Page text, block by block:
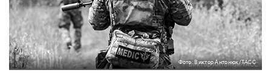
Фото: Виктор Антонюк/ТАСС